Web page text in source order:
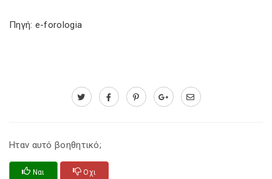
Πηγή: e-forologia
Ηταν αυτό βοηθητικό;
Ναι Οχι